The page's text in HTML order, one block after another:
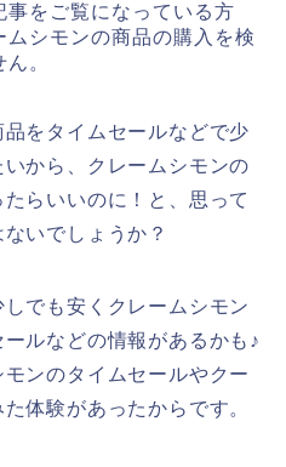
事をご覧になっている方
シモンの商品の購入を検
。
をタイムセールなどで少
から、クレームシモンの
らいいのに！と、思って
いでしょうか？
でも安くクレームシモン
ルなどの情報があるかも♪
ンのタイムセールやクー
体験があったからです。